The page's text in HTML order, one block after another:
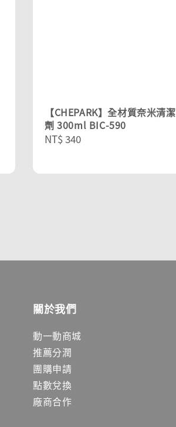
【CHEPARK】全材質奈米清潔
劑 300ml BIC-590
Regular
NT$ 340
關於我們
動一動商城
推薦分潤
團購申請
點數兌換
廠商合作